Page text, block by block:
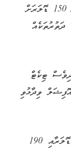
ހޭދަކޮށްލުމުގެ ފުރުސަތު ހޯދައިދިނުމުގެ ގޮތުން 150 ޑޮލަރަށް
ދަތުރުތަކެއް
ޑޮލަރަށް އަދިވެސް ޓިކެޓް
ވިދާޅުވި
ދެން ޓިކެޓް ވިއްކަނީ 160 ޑޮލަރަށާއި 170 ޑޮލަރާއި 190